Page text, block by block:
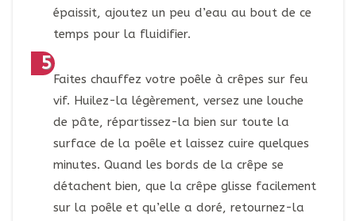
épaissit, ajoutez un peu d’eau au bout de ce
temps pour la fluidifier.
Faites chauffez votre poêle à crêpes sur feu
vif. Huilez-la légèrement, versez une louche
de pâte, répartissez-la bien sur toute la
surface de la poêle et laissez cuire quelques
minutes. Quand les bords de la crêpe se
détachent bien, que la crêpe glisse facilement
sur la poêle et qu’elle a doré, retournez-la